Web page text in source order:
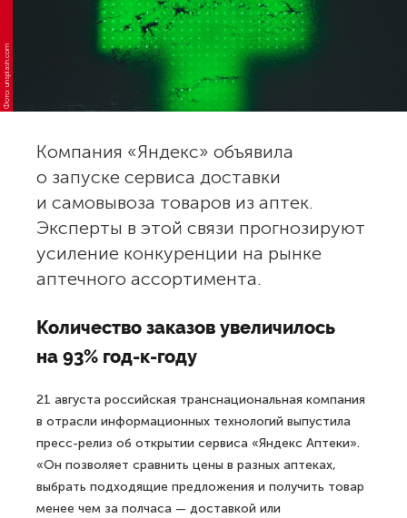
Фото: unsplash.com
Компания «Яндекс» объявила
о запуске сервиса доставки
и самовывоза товаров из аптек.
Эксперты в этой связи прогнозируют
усиление конкуренции на рынке
аптечного ассортимента.
Количество заказов увеличилось
на 93% год-к-году
21 августа российская транснациональная компания
в отрасли информационных технологий выпустила
пресс-релиз об открытии сервиса «Яндекс Аптеки».
«Он позволяет сравнить цены в разных аптеках,
выбрать подходящие предложения и получить товар
менее чем за полчаса — доставкой или